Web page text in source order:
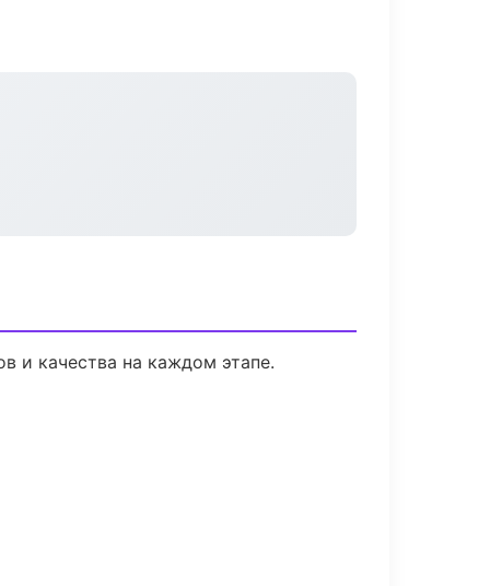
и качества на каждом этапе.